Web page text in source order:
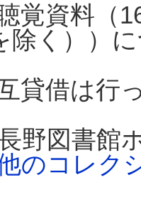
覚資料（
除く））
貸借は行
野図書館
のコレク